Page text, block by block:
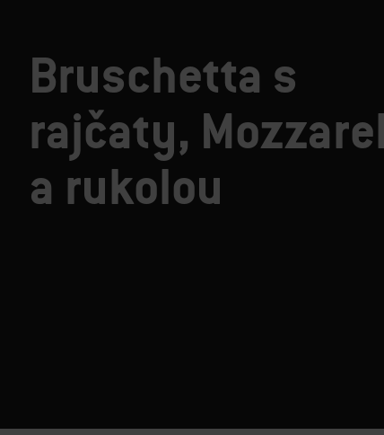
Bruschetta s
rajčaty,
a rukolou